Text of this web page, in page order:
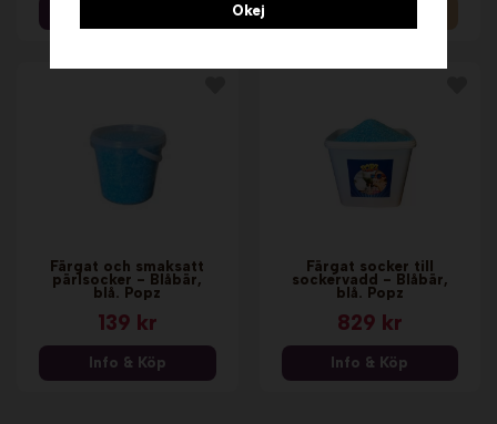
Färgat och smaksatt
pärlsocker - Blåbär,
blå. Popz
139 kr
Info & Köp
Färgat socker till
sockervadd - Blåbär,
blå. Popz
829 kr
Info & Köp
Okej